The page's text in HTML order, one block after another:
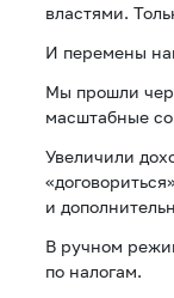
властями.
И перемены
Мы прошли
масштабные
Увеличили
и
В ручном
по налогам.